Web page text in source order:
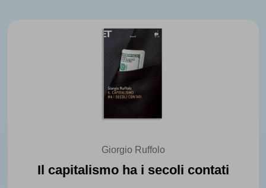
Giorgio Ruffolo
Il capitalismo ha i secoli contati